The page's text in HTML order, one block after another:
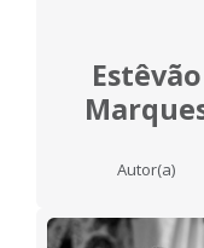
Estêvão
Autor(a)